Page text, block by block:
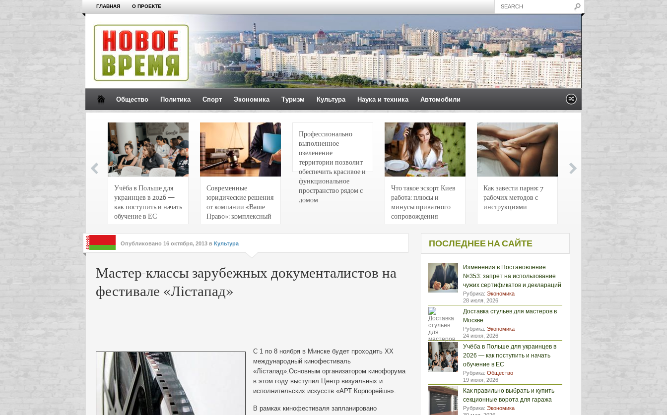
ГЛАВНАЯ О ПРОЕКТЕ
Общество Политика Спорт Экономика Туризм Культура Наука и техника Автомобили
Учёба в Польше для
украинцев в 2026 —
как поступить и начать
обучение в ЕС
Современные
юридические решения
от компании «Ваше
Право»: комплексный
интересов клиентов
Профессионально
выполненное
озеленение
территории позволит
обеспечить красивое и
функциональное
пространство рядом с
домом
Что такое эскорт Киев
работа: плюсы и
минусы приватного
сопровождения
Как завести парня: 7
рабочих методов с
инструкциями
Опубликовано 16 октября, 2013 в Культура
Мастер-классы зарубежных документалистов на
фестивале «Лістапад»
С 1 по 8 ноября в Минске будет проходить ХХ
международный кинофестиваль
«Лістапад».Основным организатором кинофорума
в этом году выступил Центр визуальных и
исполнительских искусств «АРТ Корпорейшн».
В рамках кинофестиваля запланировано
ПОСЛЕДНЕЕ НА САЙТЕ
Изменения в Постановление
№353: запрет на использование
чужих сертификатов и деклараций
Рубрика: Экономика
28 июля, 2026
Доставка стульев для мастеров в
Москве
Рубрика: Экономика
24 июня, 2026
Учёба в Польше для украинцев в
2026 — как поступить и начать
обучение в ЕС
Рубрика: Общество
19 июня, 2026
Как правильно выбрать и купить
секционные ворота для гаража
Рубрика: Экономика